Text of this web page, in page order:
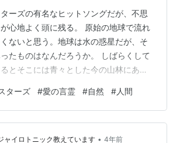
ーズの有名なヒットソングだが、不思
心地よく頭に残る。 原始の地球で流れ
ないと思う。地球は水の惑星だが、そ
たものはなんだろうか。 しばらくして
とそこには青々とした今の山林にある
青いことだが、夜空には万遍と輝く
愛の言霊』はそんな夜空に浮かぶ詩だろ
では誰も争うことをしなかったのかもし
争は確かになかったのかもしれない
ターズ #愛の言霊 #自然 #人間
ャイロトニック教えています • 4年前